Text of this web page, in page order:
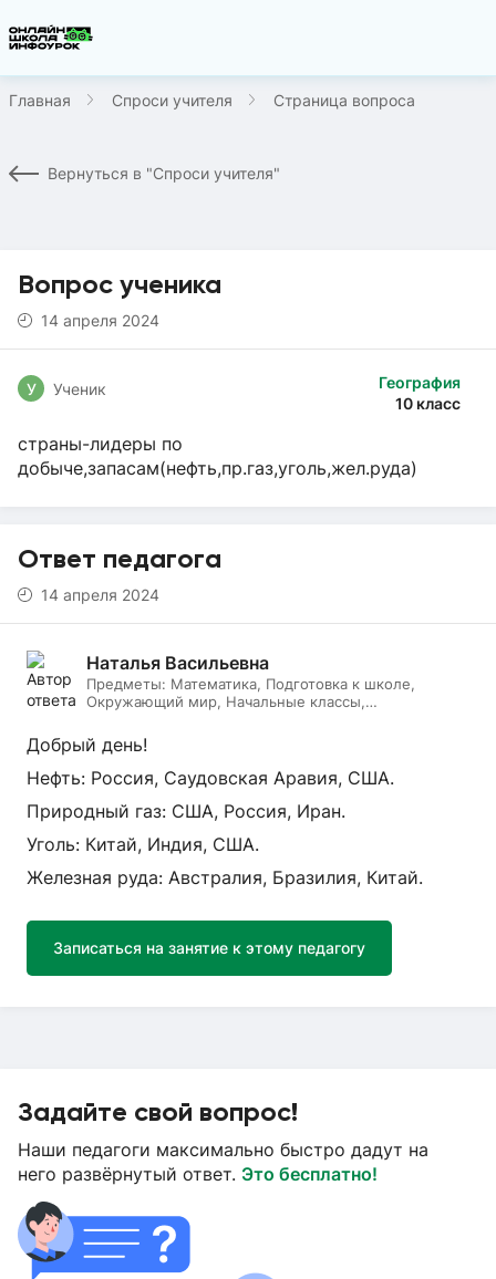
Главная Спроси учителя Страница вопроса
Вернуться в "Спроси учителя"
Вопрос ученика
14 апреля 2024
География
10 класс
У Ученик
страны-лидеры по
добыче,запасам(нефть,пр.газ,уголь,жел.руда)
Ответ педагога
14 апреля 2024
Наталья Васильевна
Предметы: Математика, Подготовка к школе,
Окружающий мир, Начальные классы,
Добрый день!
Нефть: Россия, Саудовская Аравия, США.
Природный газ: США, Россия, Иран.
Уголь: Китай, Индия, США.
Железная руда: Австралия, Бразилия, Китай.
Записаться на занятие к этому педагогу
Задайте свой вопрос!
Наши педагоги максимально быстро дадут на
него развёрнутый ответ. Это бесплатно!